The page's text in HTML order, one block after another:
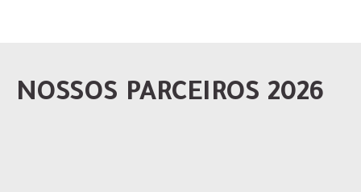
NOSSOS PARCEIROS 2026